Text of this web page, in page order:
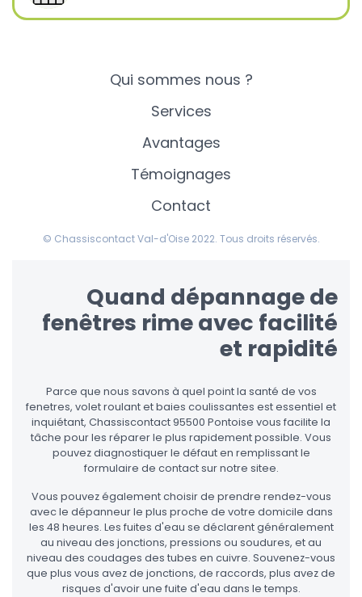
Qui sommes nous ?
Services
Avantages
Témoignages
Contact
© Chassiscontact Val-d'Oise 2022. Tous droits réservés.
Quand dépannage de
fenêtres rime avec facilité
et rapidité
Parce que nous savons à quel point la santé de vos
fenetres, volet roulant et baies coulissantes est essentiel et
inquiétant, Chassiscontact 95500 Pontoise vous facilite la
tâche pour les réparer le plus rapidement possible. Vous
pouvez diagnostiquer le défaut en remplissant le
formulaire de contact sur notre sitee.
Vous pouvez également choisir de prendre rendez-vous
avec le dépanneur le plus proche de votre domicile dans
les 48 heures. Les fuites d'eau se déclarent généralement
au niveau des jonctions, pressions ou soudures, et au
niveau des coudages des tubes en cuivre. Souvenez-vous
que plus vous avez de jonctions, de raccords, plus avez de
risques d'avoir une fuite d'eau dans le temps.